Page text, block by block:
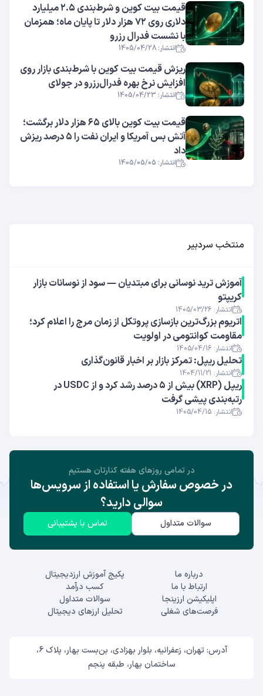
قیمت بیت کوین و شرط‌بندی ۲.۵ میلیارد
دلاری روی ۷۲ هزار دلار تا پایان ماه؛ همزمان
با نشست فدرال رزرو
انتشار: 1405/04/28
ریزش قیمت بیت کوین با شرط‌بندی بازار روی
افزایش نرخ بهره فدرال‌رزرو در جولای
انتشار: 1405/04/23
قیمت بیت کوین بالای ۶۵ هزار دلار برگشت؛
آتش بس آمریکا و ایران نفت را ۵ درصد ریزش
داد
انتشار: 1405/05/05
منتخب سردبیر
آموزش ترید نوسانی برای مبتدیان — سود از نوسانات بازار
کریپتو
انتشار: 1405/03/26
اتریوم بزرگ‌ترین بازسازی پروتکل از زمان مرج را اعلام کرد؛
مقاومت کوانتومی در اولویت
انتشار: 1405/04/16
تحلیل ریپل: تمرکز بازار بر اخبار قانون‌گذاری
انتشار: 1404/11/21
ریپل (XRP) بیش از ۵ درصد رشد کرد و از USDC در
رتبه‌بندی پیشی گرفت
انتشار: 1405/04/15
در تمامی روز‌های هفته کنارتان هستیم
در خصوص سفارش یا استفاده از سرویس‌ها
سوالی دارید؟
سوالات متداول تماس با پشتیبانی
درباره ما
ارتباط با ما
اپلیکیشن ارزینجا
فرصت‌های شغلی
پکیج آموزش ارزدیجیتال
کسب درآمد
سوالات متداول
تحلیل ارزهای دیجیتال
آدرس: تهران، زعفرانیه، بلوار بهزادی، بن‌بست بهار، پلاک 6،
ساختمان بهار، طبقه پنجم